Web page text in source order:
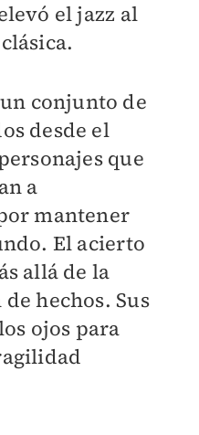
el jazz al
conjunto de
desde el
que
a
mantener
El acierto
allá de la
hechos. Sus
ojos para